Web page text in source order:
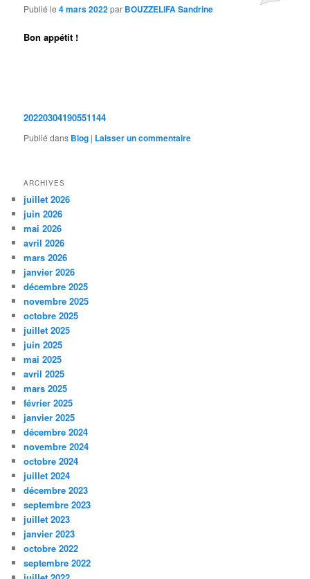
Publié le4 mars 2022par BOUZZELIFA Sandrine
Bon appétit !
20220304190551144
Publié dans Blog | Laisser un commentaire
ARCHIVES
juillet 2026
juin 2026
mai 2026
avril 2026
mars 2026
janvier 2026
décembre 2025
novembre 2025
octobre 2025
juillet 2025
juin 2025
mai 2025
avril 2025
mars 2025
février 2025
janvier 2025
décembre 2024
novembre 2024
octobre 2024
juillet 2024
décembre 2023
septembre 2023
juillet 2023
janvier 2023
octobre 2022
septembre 2022